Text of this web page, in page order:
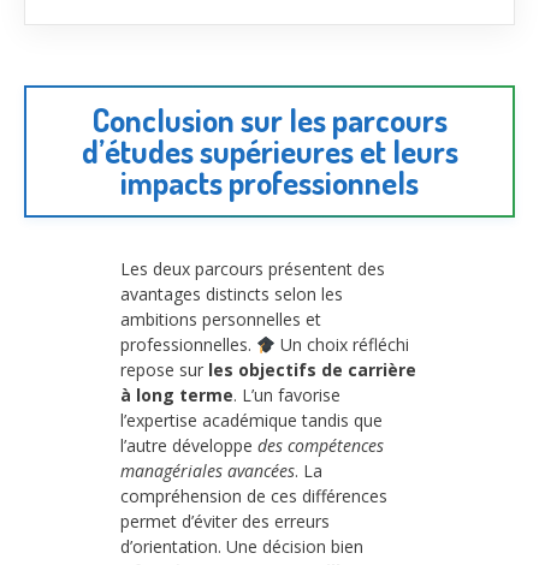
Conclusion sur les parcours
d’études supérieures et leurs
impacts professionnels
Les deux parcours présentent des
avantages distincts selon les
ambitions personnelles et
professionnelles.
Un choix réfléchi
repose sur les objectifs de carrière
à long terme. L’un favorise
l’expertise académique tandis que
l’autre développe des compétences
managériales avancées. La
compréhension de ces différences
permet d’éviter des erreurs
d’orientation. Une décision bien